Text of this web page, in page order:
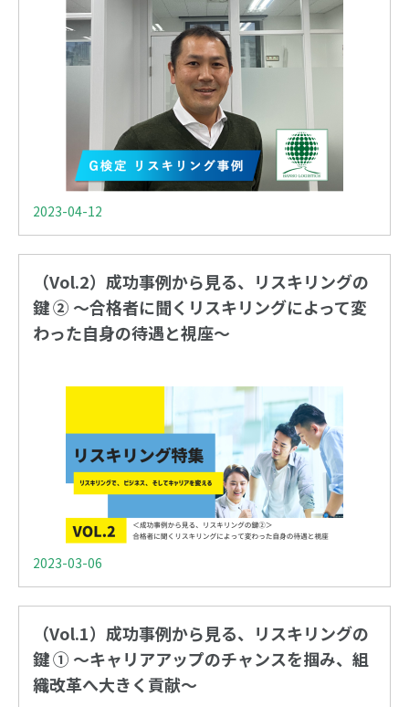
2023-04-12
（Vol.2）成功事例から見る、リスキリングの
鍵 ② 〜合格者に聞くリスキリングによって変
わった自身の待遇と視座〜
2023-03-06
（Vol.1）成功事例から見る、リスキリングの
鍵 ① 〜キャリアアップのチャンスを掴み、組
織改革へ大きく貢献〜